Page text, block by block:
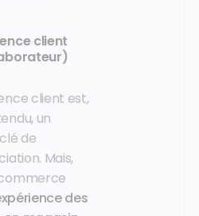
client
client est,
un
de
Mais,
des